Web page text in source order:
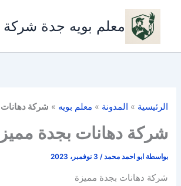
تخطي
المحتوى
معلم بويه جدة
الرئيسية » المدونة » معلم بويه » شركة
شركة دهانات بجدة
بواسطة ابو احمد محمد/ 3 نوفمبر، 2023
شركة دهانات بجدة مميزة